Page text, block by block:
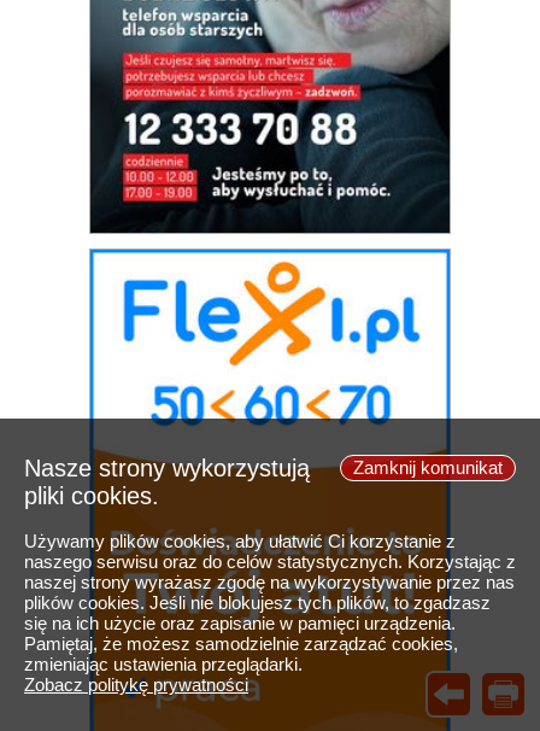
Zamknij komunikat
Nasze strony wykorzystują
pliki cookies.
Używamy plików cookies, aby ułatwić Ci korzystanie z
naszego serwisu oraz do celów statystycznych. Korzystając z
naszej strony wyrażasz zgodę na wykorzystywanie przez nas
plików cookies. Jeśli nie blokujesz tych plików, to zgadzasz
się na ich użycie oraz zapisanie w pamięci urządzenia.
Pamiętaj, że możesz samodzielnie zarządzać cookies,
zmieniając ustawienia przeglądarki.
Zobacz politykę prywatności